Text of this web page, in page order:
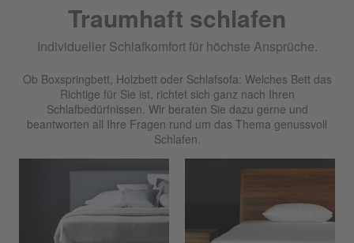
Individueller Schlafkomfort für höchste Ansprüche.
Traumhaft schlafen
Ob Boxspringbett, Holzbett oder Schlafsofa: Welches Bett das
Richtige für Sie ist, richtet sich ganz nach Ihren
Schlafbedürfnissen. Wir beraten Sie dazu gerne und
beantworten all Ihre Fragen rund um das Thema genussvoll
Schlafen.